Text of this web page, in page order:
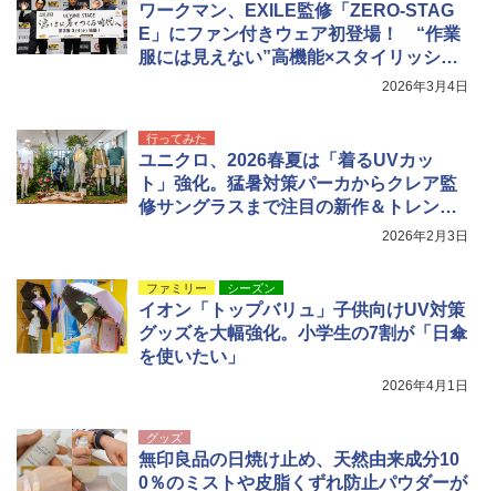
ワークマン、EXILE監修「ZERO-STAG
E」にファン付きウェア初登場！ “作業
服には見えない”高機能×スタイリッシュ
2026年3月4日
行ってみた
ユニクロ、2026春夏は「着るUVカッ
ト」強化。猛暑対策パーカからクレア監
修サングラスまで注目の新作＆トレンド
2026年2月3日
ファミリー シーズン
イオン「トップバリュ」子供向けUV対策
グッズを大幅強化。小学生の7割が「日傘
を使いたい」
2026年4月1日
グッズ
無印良品の日焼け止め、天然由来成分10
0％のミストや皮脂くずれ防止パウダーが